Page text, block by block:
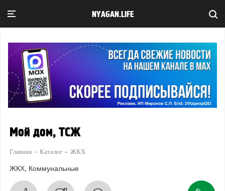
NYAGAN.LIFE
Мой дом, ТСЖ
Главная Каталог ЖКХ
ЖКХ Коммунальные